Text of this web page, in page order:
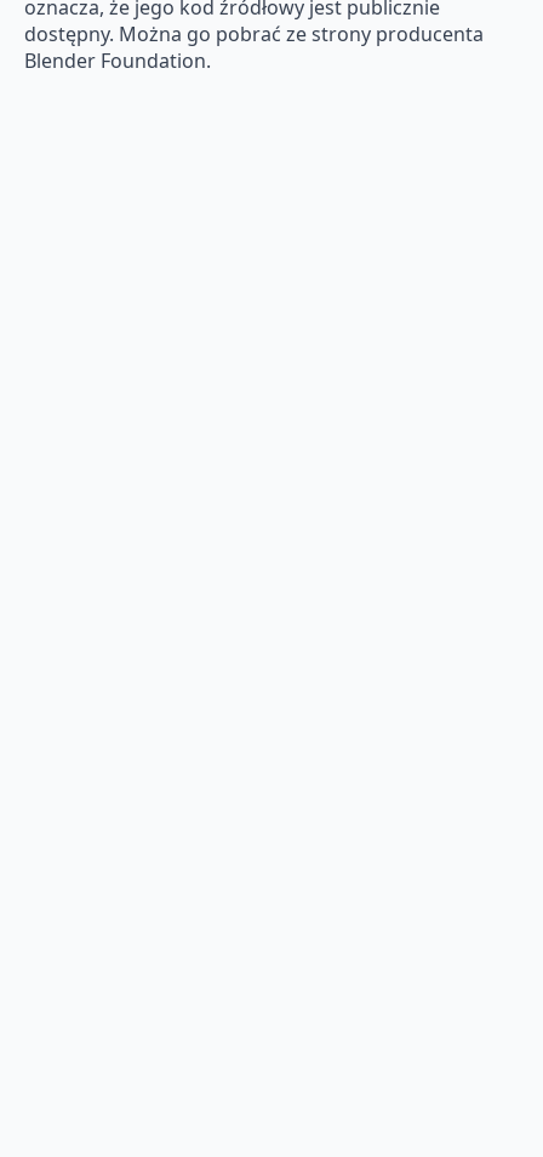
oznacza, że jego kod źródłowy jest publicznie
dostępny. Można go pobrać ze strony producenta
Blender Foundation.